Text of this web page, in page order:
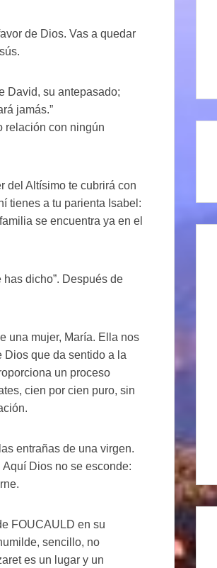
de Dios. Vas a quedar
David, su antepasado;
jamás.”
relación con ningún
del Altísimo te cubrirá con
tienes a tu parienta Isabel:
se encuentra ya en el
dicho”. Después de
una mujer, María. Ella nos
Dios que da sentido a la
un proceso
cien por cien puro, sin
entrañas de una virgen.
Dios no se esconde:
FOUCAULD en su
sencillo, no
es un lugar y un